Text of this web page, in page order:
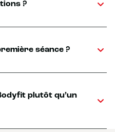
?
séance ?
plutôt qu’un